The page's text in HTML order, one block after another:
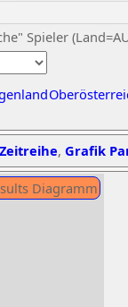
Spieler
, Grafik